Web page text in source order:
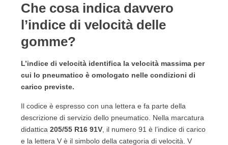
6.1. Indice di carico e codice di velocità non sono
intercambiabili
6.3. Che cosa significa XL?
7. Un indice superiore è sempre migliore?
7.1. Prestazioni e codice non sono la stessa cosa
7.2. Il rapporto qualità-prezzo si valuta dopo la
compatibilità
8. Gli errori più comuni nella scelta del codice di
velocità
Che cosa indica davvero
l’indice di velocità delle
gomme?
L’indice di velocità identifica la velocità massima per
cui lo pneumatico è omologato nelle condizioni di
carico previste.
Il codice è espresso con una lettera e fa parte della
descrizione di servizio dello pneumatico. Nella marcatura
didattica 205/55 R16 91V, il numero 91 è l’indice di carico
e la lettera V è il simbolo della categoria di velocità. V